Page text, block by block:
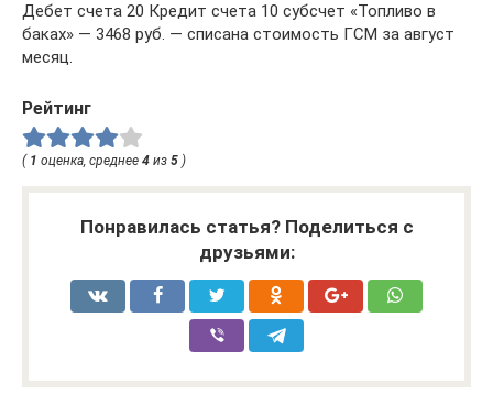
Дебет счета 20 Кредит счета 10 субсчет «Топливо в
баках» — 3468 руб. — списана стоимость ГСМ за август
месяц.
Рейтинг
( 1 оценка, среднее 4 из 5 )
Понравилась статья? Поделиться с
друзьями: